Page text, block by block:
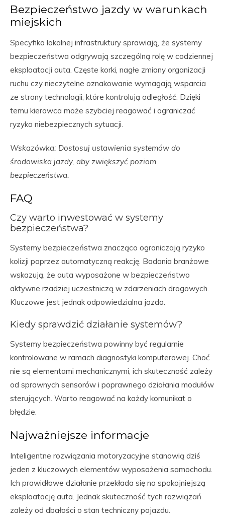
Bezpieczeństwo jazdy w warunkach
miejskich
Specyfika lokalnej infrastruktury sprawiają, że systemy
bezpieczeństwa odgrywają szczególną rolę w codziennej
eksploatacji auta. Częste korki, nagłe zmiany organizacji
ruchu czy nieczytelne oznakowanie wymagają wsparcia
ze strony technologii, które kontrolują odległość. Dzięki
temu kierowca może szybciej reagować i ograniczać
ryzyko niebezpiecznych sytuacji.
Wskazówka: Dostosuj ustawienia systemów do
środowiska jazdy, aby zwiększyć poziom
bezpieczeństwa.
FAQ
Czy warto inwestować w systemy
bezpieczeństwa?
Systemy bezpieczeństwa znacząco ograniczają ryzyko
kolizji poprzez automatyczną reakcję. Badania branżowe
wskazują, że auta wyposażone w bezpieczeństwo
aktywne rzadziej uczestniczą w zdarzeniach drogowych.
Kluczowe jest jednak odpowiedzialna jazda.
Kiedy sprawdzić działanie systemów?
Systemy bezpieczeństwa powinny być regularnie
kontrolowane w ramach diagnostyki komputerowej. Choć
nie są elementami mechanicznymi, ich skuteczność zależy
od sprawnych sensorów i poprawnego działania modułów
sterujących. Warto reagować na każdy komunikat o
błędzie.
Najważniejsze informacje
Inteligentne rozwiązania motoryzacyjne stanowią dziś
jeden z kluczowych elementów wyposażenia samochodu.
Ich prawidłowe działanie przekłada się na spokojniejszą
eksploatację auta. Jednak skuteczność tych rozwiązań
zależy od dbałości o stan techniczny pojazdu.